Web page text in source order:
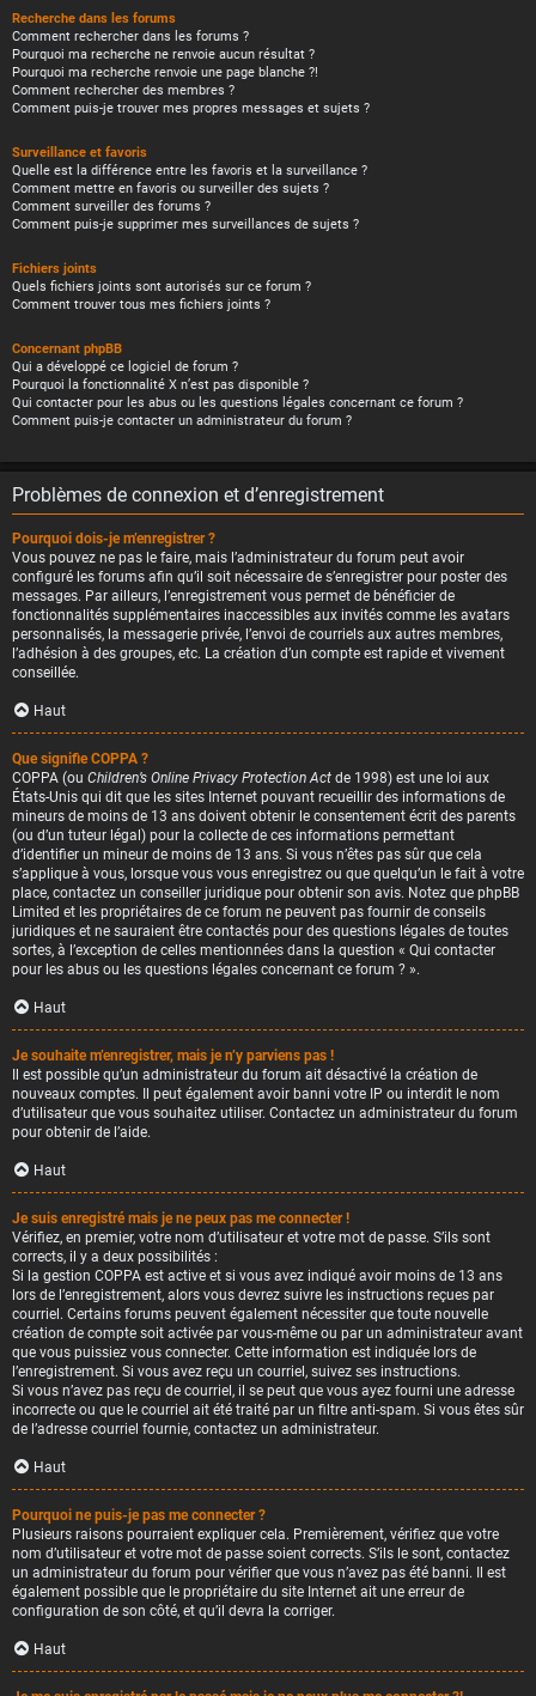
Recherche dans les forums
Comment rechercher dans les forums ?
Pourquoi ma recherche ne renvoie aucun résultat ?
Pourquoi ma recherche renvoie une page blanche ?!
Comment rechercher des membres ?
Comment puis-je trouver mes propres messages et sujets ?
Surveillance et favoris
Quelle est la différence entre les favoris et la surveillance ?
Comment mettre en favoris ou surveiller des sujets ?
Comment surveiller des forums ?
Comment puis-je supprimer mes surveillances de sujets ?
Fichiers joints
Quels fichiers joints sont autorisés sur ce forum ?
Comment trouver tous mes fichiers joints ?
Concernant phpBB
Qui a développé ce logiciel de forum ?
Pourquoi la fonctionnalité X n’est pas disponible ?
Qui contacter pour les abus ou les questions légales concernant ce forum ?
Comment puis-je contacter un administrateur du forum ?
Problèmes de connexion et d’enregistrement
Pourquoi dois-je m’enregistrer ?
Vous pouvez ne pas le faire, mais l’administrateur du forum peut avoir
configuré les forums afin qu’il soit nécessaire de s’enregistrer pour poster des
messages. Par ailleurs, l’enregistrement vous permet de bénéficier de
fonctionnalités supplémentaires inaccessibles aux invités comme les avatars
personnalisés, la messagerie privée, l’envoi de courriels aux autres membres,
l’adhésion à des groupes, etc. La création d’un compte est rapide et vivement
conseillée.
Haut
Que signifie COPPA ?
COPPA (ou Children’s Online Privacy Protection Act de 1998) est une loi aux
États-Unis qui dit que les sites Internet pouvant recueillir des informations de
mineurs de moins de 13 ans doivent obtenir le consentement écrit des parents
(ou d’un tuteur légal) pour la collecte de ces informations permettant
d’identifier un mineur de moins de 13 ans. Si vous n’êtes pas sûr que cela
s’applique à vous, lorsque vous vous enregistrez ou que quelqu’un le fait à votre
place, contactez un conseiller juridique pour obtenir son avis. Notez que phpBB
Limited et les propriétaires de ce forum ne peuvent pas fournir de conseils
juridiques et ne sauraient être contactés pour des questions légales de toutes
sortes, à l’exception de celles mentionnées dans la question « Qui contacter
pour les abus ou les questions légales concernant ce forum ? ».
Haut
Je souhaite m’enregistrer, mais je n’y parviens pas !
Il est possible qu’un administrateur du forum ait désactivé la création de
nouveaux comptes. Il peut également avoir banni votre IP ou interdit le nom
d’utilisateur que vous souhaitez utiliser. Contactez un administrateur du forum
pour obtenir de l’aide.
Haut
Je suis enregistré mais je ne peux pas me connecter !
Vérifiez, en premier, votre nom d’utilisateur et votre mot de passe. S’ils sont
corrects, il y a deux possibilités :
Si la gestion COPPA est active et si vous avez indiqué avoir moins de 13 ans
lors de l’enregistrement, alors vous devrez suivre les instructions reçues par
courriel. Certains forums peuvent également nécessiter que toute nouvelle
création de compte soit activée par vous-même ou par un administrateur avant
que vous puissiez vous connecter. Cette information est indiquée lors de
l’enregistrement. Si vous avez reçu un courriel, suivez ses instructions.
Si vous n’avez pas reçu de courriel, il se peut que vous ayez fourni une adresse
incorrecte ou que le courriel ait été traité par un filtre anti-spam. Si vous êtes sûr
de l’adresse courriel fournie, contactez un administrateur.
Haut
Pourquoi ne puis-je pas me connecter ?
Plusieurs raisons pourraient expliquer cela. Premièrement, vérifiez que votre
nom d’utilisateur et votre mot de passe soient corrects. S’ils le sont, contactez
un administrateur du forum pour vérifier que vous n’avez pas été banni. Il est
également possible que le propriétaire du site Internet ait une erreur de
configuration de son côté, et qu’il devra la corriger.
Haut